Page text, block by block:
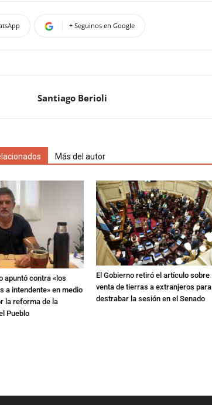
+ Seguinos en Google
Santiago Berioli
Más del autor
apuntó contra «los
a intendente» en medio
la reforma de la
Pueblo
El Gobierno retiró el artículo sobre
venta de tierras a extranjeros para
destrabar la sesión en el Senado